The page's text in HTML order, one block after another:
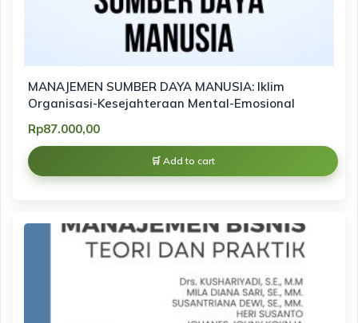
MANAJEMEN SUMBER DAYA MANUSIA: Iklim
Organisasi-Kesejahteraan Mental-Emosional
Rp87.000,00
Add to cart